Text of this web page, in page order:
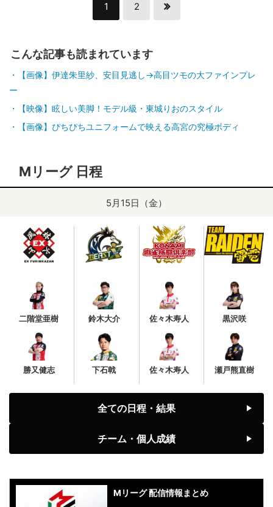
1 2
こんな記事も読まれています
【画像】伊達朱里紗、安目見逃し→高目ツモの大ファインプレ
ー
【映像】眩しい美脚！モデル級・東城りおのスタイル
【画像】ぴちぴちユニフォームで映える高宮の究極ボディ
Mリーグ 日程
5月15日（金）
二階堂亜樹
勝又健志
鈴木大介
下石戟
佐々木寿人
佐々木寿人
黒沢咲
瀬戸熊直樹
全ての日程・結果
チーム・個人成績
Mリーグ 配信情報まとめ